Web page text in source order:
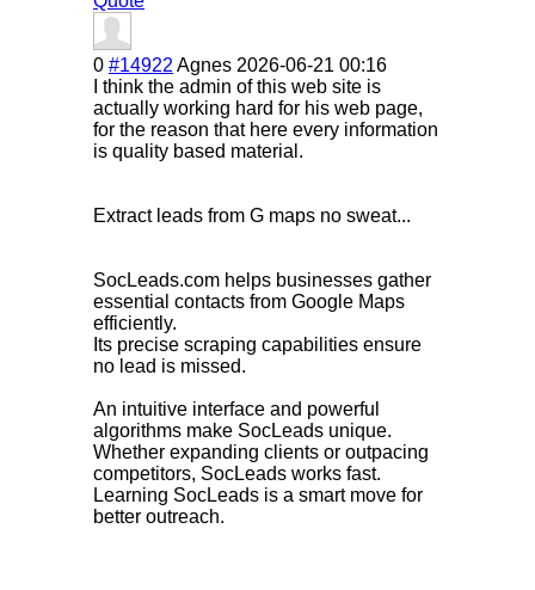
0 #14922 Agnes 2026-06-21 00:16
I think the admin of this web site is
actually working hard for his web page,
for the reason that here every information
is quality based material.
Extract leads from G maps no sweat...
SocLeads.com helps businesses gather
essential contacts from Google Maps
efficiently.
Its precise scraping capabilities ensure
no lead is missed.
An intuitive interface and powerful
algorithms make SocLeads unique.
Whether expanding clients or outpacing
competitors, SocLeads works fast.
Learning SocLeads is a smart move for
better outreach.